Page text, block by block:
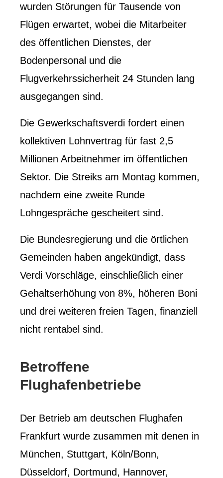
wurden Störungen für Tausende von
Flügen erwartet, wobei die Mitarbeiter
des öffentlichen Dienstes, der
Bodenpersonal und die
Flugverkehrssicherheit 24 Stunden lang
ausgegangen sind.
Die Gewerkschaftsverdi fordert einen
kollektiven Lohnvertrag für fast 2,5
Millionen Arbeitnehmer im öffentlichen
Sektor. Die Streiks am Montag kommen,
nachdem eine zweite Runde
Lohngespräche gescheitert sind.
Die Bundesregierung und die örtlichen
Gemeinden haben angekündigt, dass
Verdi Vorschläge, einschließlich einer
Gehaltserhöhung von 8%, höheren Boni
und drei weiteren freien Tagen, finanziell
nicht rentabel sind.
Betroffene
Flughafenbetriebe
Der Betrieb am deutschen Flughafen
Frankfurt wurde zusammen mit denen in
München, Stuttgart, Köln/Bonn,
Düsseldorf, Dortmund, Hannover,